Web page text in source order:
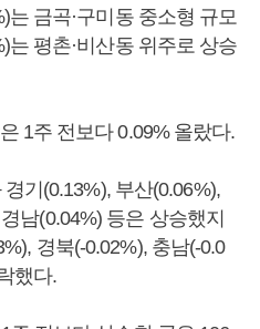
는 금곡·구미동 중소형 규모
는 평촌·비산동 위주로 상승
1주 전보다 0.09% 올랐다.
기(0.13%), 부산(0.06%),
남(0.04%) 등은 상승했지
경북(-0.02%), 충남(-0.0
했다.